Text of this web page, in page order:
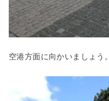
空港方面に向かいましょう。